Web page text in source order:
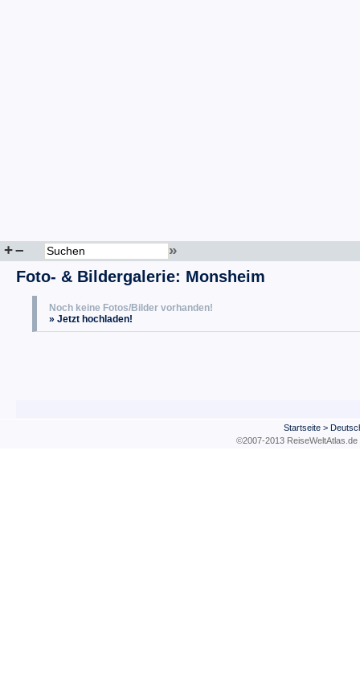
+– »
Foto- & Bildergalerie: Monsheim
Noch keine Fotos/Bilder vorhanden!
» Jetzt hochladen!
Startseite >
©2007-2013